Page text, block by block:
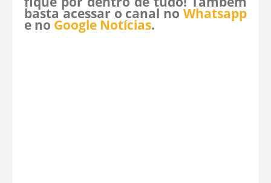
basta acessar o canal no Whatsapp
e no Google Notícias.